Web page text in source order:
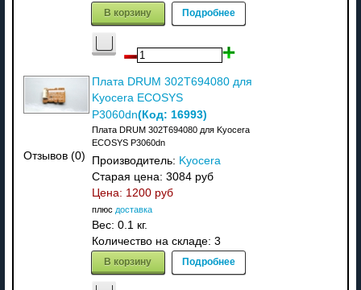
В корзину Подробнее
Отзывов (0)
Плата DRUM 302T694080 для
Kyocera ECOSYS
P3060dn(Код: 16993)
Плата DRUM 302T694080 для Kyocera
ECOSYS P3060dn
Производитель: Kyocera
Старая цена: 3084 руб
Цена: 1200 руб
плюс доставка
Вес: 0.1 кг.
Количество на складе: 3
В корзину Подробнее